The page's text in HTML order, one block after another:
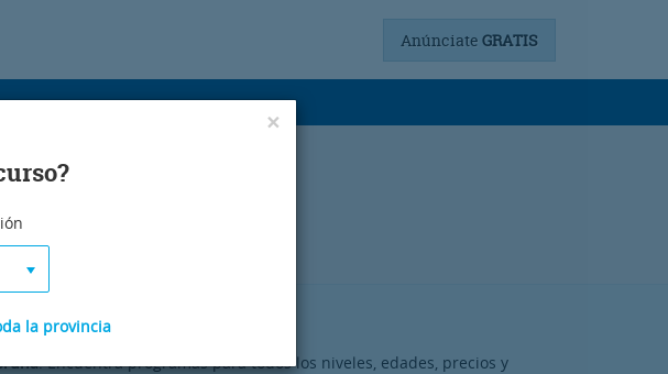
Anúnciate GRATIS
. Encuentra programas para todos los niveles, edades, precios y
×
la provincia